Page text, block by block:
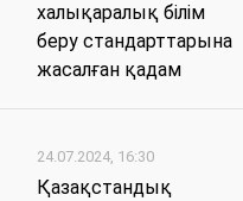
халықаралық білім
беру стандарттарына
жасалған қадам
24.07.2024, 16:30
Қазақстандық